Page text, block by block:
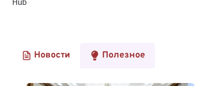
Новости Полезное